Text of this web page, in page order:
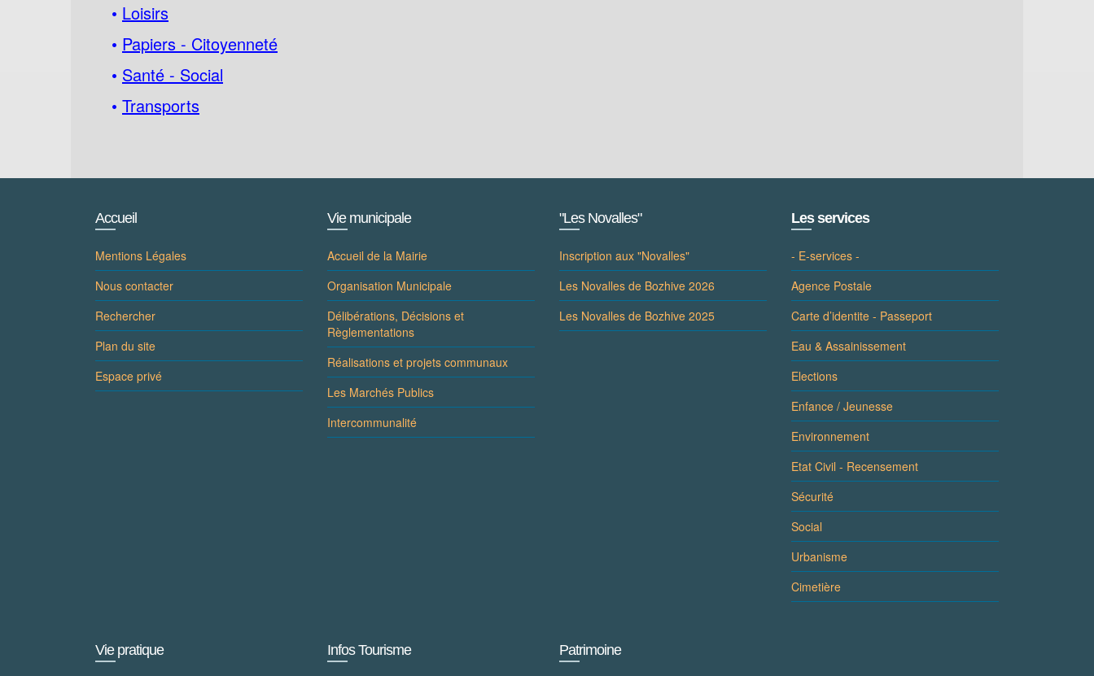
• Loisirs
• Papiers - Citoyenneté
• Santé - Social
• Transports
Accueil
Mentions Légales
Nous contacter
Rechercher
Plan du site
Espace privé
Vie municipale
Accueil de la Mairie
Organisation Municipale
Délibérations, Décisions et
Règlementations
Réalisations et projets communaux
Les Marchés Publics
Intercommunalité
"Les Novalles"
Inscription aux "Novalles"
Les Novalles de Bozhive 2026
Les Novalles de Bozhive 2025
Les services
- E-services -
Agence Postale
Carte d’identite - Passeport
Eau & Assainissement
Elections
Enfance / Jeunesse
Environnement
Etat Civil - Recensement
Sécurité
Social
Urbanisme
Cimetière
Vie pratique Infos Tourisme Patrimoine